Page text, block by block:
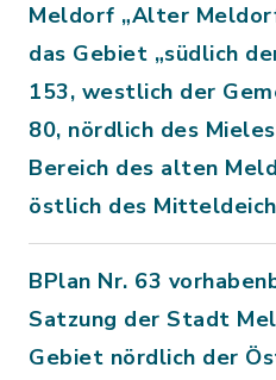
Meldorf „Alter
das Gebiet „südlich
153, westlich der
80, nördlich des
Bereich des alten
östlich des
BPlan Nr. 63
Satzung der Stadt
Gebiet nördlich der